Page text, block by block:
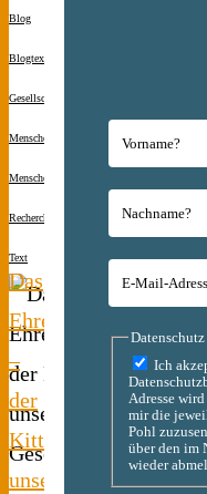
Blog
Blogtexte
Gesellschaft
Menschen(s)kinder
Menschen(s)kinder
Recherche
Text
Das
Ehrenamt
–
der
Kitt
unserer
Datenschutz
Ich
Adresse
mir die
Pohl
über den im
wieder